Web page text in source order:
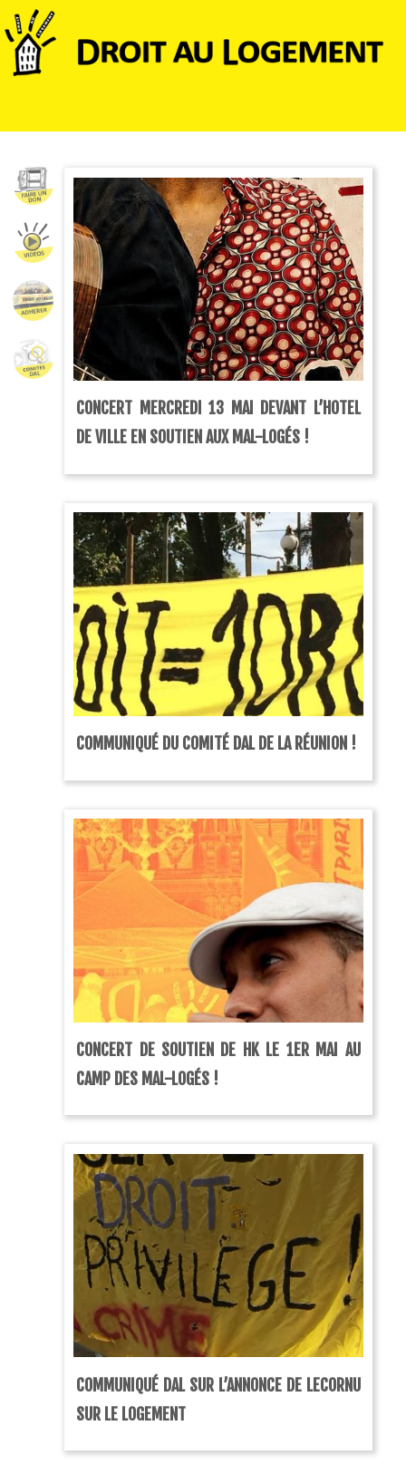
CONCERT MERCREDI 13 MAI DEVANT L’HOTEL
DE VILLE EN SOUTIEN AUX MAL-LOGÉS !
COMMUNIQUÉ DU COMITÉ DAL DE LA RÉUNION !
CONCERT DE SOUTIEN DE HK LE 1ER MAI AU
CAMP DES MAL-LOGÉS !
COMMUNIQUÉ DAL SUR L’ANNONCE DE LECORNU
SUR LE LOGEMENT